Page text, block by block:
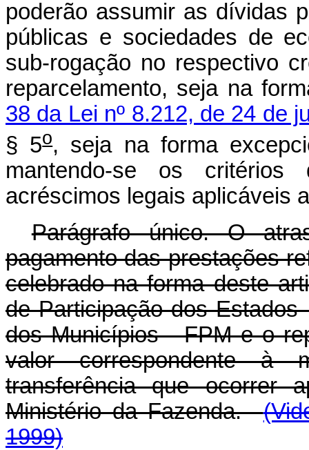
poderão assumir as dívidas
públicas e sociedades de
sub-rogação no respectivo
reparcelamento, seja na
38 da Lei nº 8.212, de 24 de
§ 5o, seja na forma
mantendo-se os
acréscimos legais aplicáveis
Parágrafo único. O
pagamento das prestações
celebrado na forma deste
de Participação dos
dos Municípios - FPM e o
valor correspondente à
transferência que ocorrer
Ministério da Fazenda.
1999)